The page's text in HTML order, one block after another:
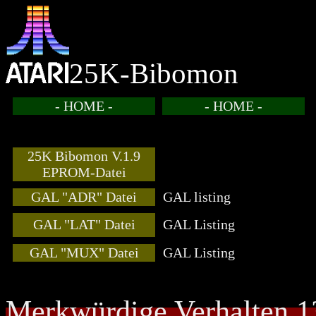
25K-Bibomon
- HOME - - HOME -
25K Bibomon V.1.9
EPROM-Datei
GAL "ADR" Datei
GAL listing
GAL "LAT" Datei
GAL Listing
GAL "MUX" Datei
GAL Listing